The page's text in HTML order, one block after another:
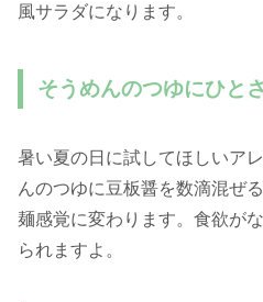
風サラダになります。
そうめんのつゆにひと
暑い夏の日に試してほしいア
んのつゆに豆板醤を数滴混ぜ
麺感覚に変わります。食欲が
られますよ。